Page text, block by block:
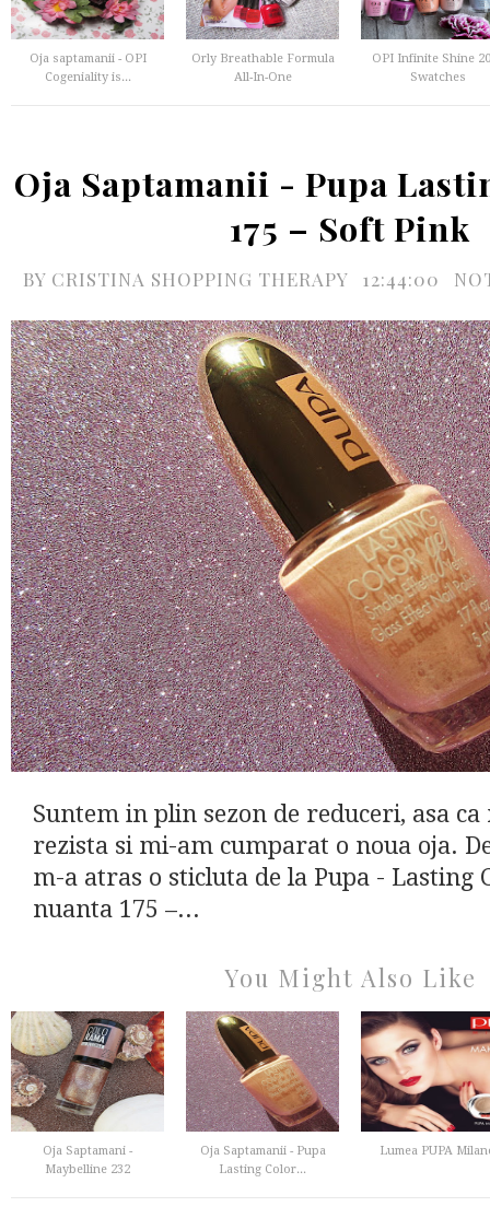
Oja saptamanii - OPI
Cogeniality is...
Orly Breathable Formula
All-In-One
OPI Infinite Shine
Swatches
Oja Saptamanii - Pupa
175 – Soft Pink
BY CRISTINA SHOPPING THERAPY 12:44:00
Suntem in plin sezon de reduceri, asa
rezista si mi-am cumparat o noua oja.
m-a atras o sticluta de la Pupa - Lasting
nuanta 175 –...
You Might Also Like
Oja Saptamani -
Maybelline 232
Oja Saptamanii - Pupa
Lasting Color...
Lumea PUPA